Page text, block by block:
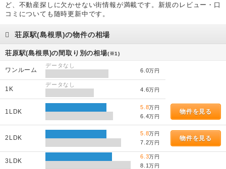
ど、不動産探しに欠かせない街情報が満載です。新規のレビュー・口
コミについても随時更新中です。
荘原駅(島根県)の物件の相場
荘原駅(島根県)の間取り別の相場(※1)
ワンルーム
データなし
6.0万円
1K
データなし
4.6万円
1LDK
5.8万円
6.4万円
物件を見る
2LDK
5.8万円
7.2万円
物件を見る
3LDK
6.3万円
8.1万円